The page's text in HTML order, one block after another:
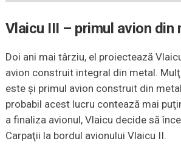
Vlaicu III – primul avion din
Doi ani mai târziu, el proiectează
avion construit integral din metal.
este şi primul avion construit din
probabil acest lucru contează mai
a finaliza avionul, Vlaicu decide să
Carpaţii la bordul avionului Vlaicu II.